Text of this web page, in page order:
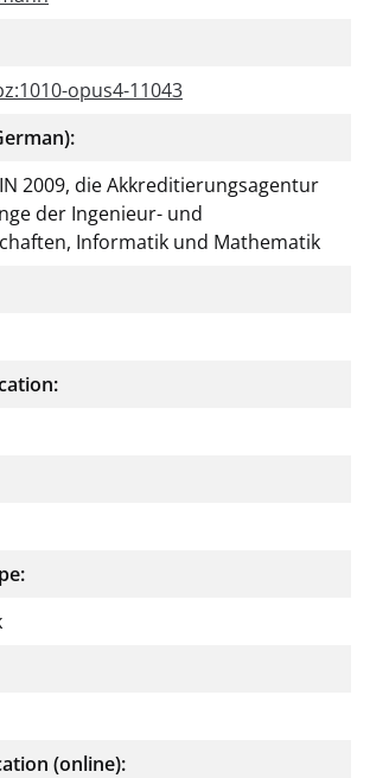
opus4-11043
2009, die Akkreditierungsagentur
der Ingenieur- und
Informatik und Mathematik
(online):